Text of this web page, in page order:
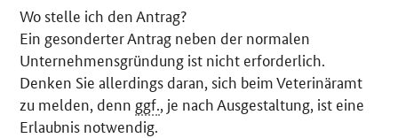
Wo stelle ich den Antrag?
Ein gesonderter Antrag neben der normalen
Unternehmensgründung ist nicht erforderlich.
Denken Sie allerdings daran, sich beim Veterinäramt
zu melden, denn ggf., je nach Ausgestaltung, ist eine
Erlaubnis notwendig.